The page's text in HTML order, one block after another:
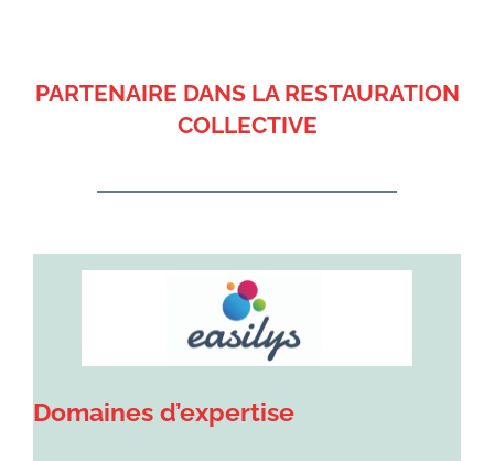
PARTENAIRE DANS LA RESTAURATION
COLLECTIVE
Domaines d’expertise